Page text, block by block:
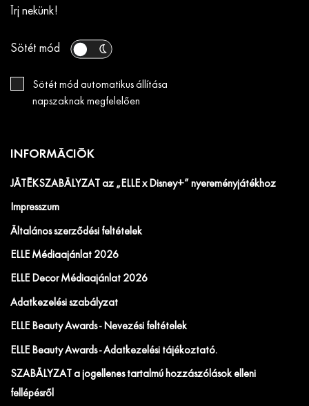
Írj nekünk!
Sötét mód
Sötét mód automatikus állítása
napszaknak megfelelően
INFORMÁCIÓK
JÁTÉKSZABÁLYZAT az „ELLE x Disney+” nyereményjátékhoz
Impresszum
Általános szerződési feltételek
ELLE Médiaajánlat 2026
ELLE Decor Médiaajánlat 2026
Adatkezelési szabályzat
ELLE Beauty Awards - Nevezési feltételek
ELLE Beauty Awards - Adatkezelési tájékoztató.
SZABÁLYZAT a jogellenes tartalmú hozzászólások elleni
fellépésről